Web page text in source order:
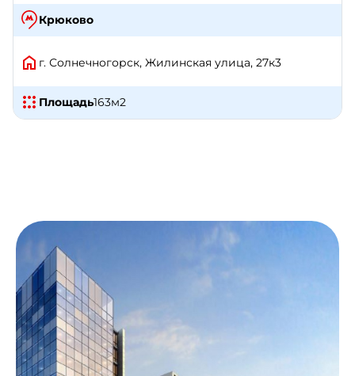
Крюково
г. Солнечногорск, Жилинская улица, 27к3
Площадь163м2